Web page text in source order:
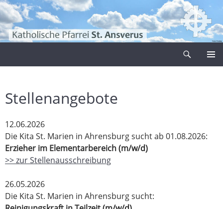
Zum
Inhalt
springen
Stellenangebote
12.06.2026
Die Kita St. Marien in Ahrensburg sucht ab 01.08.2026:
Erzieher im Elementarbereich (m/w/d)
>> zur Stellenausschreibung
26.05.2026
Die Kita St. Marien in Ahrensburg sucht: